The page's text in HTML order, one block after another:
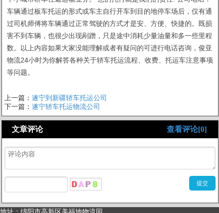
车辆通过板车托运的形式或车主自行开车到目的地停车场后，仅有通
过司机师傅将车辆通过正常驾驶的方式才是安、方便、快捷的。既损
害不到车辆，也很少出现剐蹭，只是途中消耗少量油量和多一些里程
数。以上内容如果大家没能理解或者有疑问的可进行电话咨询，俊亚
物流24小时为你解答各种关于轿车托运流程、收费、托运车注意事项
等问题。
上一篇： 遂宁到新疆轿车托运公司
下一篇： 遂宁轿车托运物流公司
查看评论[0]
文章评论
地址：绵阳市高新区美福地物流园